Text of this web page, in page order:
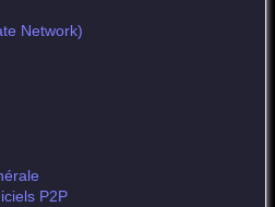
Network)
P2P